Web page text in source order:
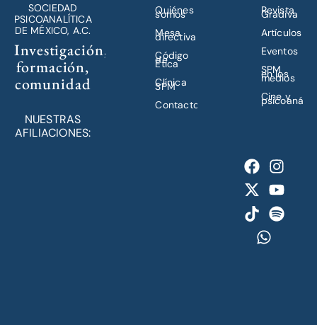
SOCIEDAD
PSICOANALÍTICA
DE MÉXICO, A.C.
Investigación,
formación,
comunidad
NUESTRAS
AFILIACIONES:
Quiénes
somos
Mesa
directiva
Código
de
Ética
Clínica
SPM
Contacto
Revista
Gradiva
Artículos
Eventos
SPM
en los
medios
Cine y